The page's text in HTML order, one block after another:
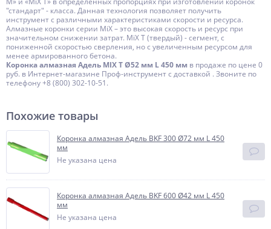
"стандарт" - класса. Данная технология позволяет получить
инструмент с различными характеристиками скорости и ресурса.
Алмазные коронки серии MiX – это высокая скорость и ресурс при
значительном снижении затрат. МiX Т (твердый) - сегмент, с
пониженной скоростью сверления, но с увеличенным ресурсом для
менее армированного бетона.
Коронка алмазная Адель MIX T Ø52 мм L 450 мм в продаже по цене 0
руб. в Интернет-магазине Проф-инструмент с доставкой . Звоните по
телефону +8 (800) 302-10-51.
Похожие товары
Коронка алмазная Адель BKF 300 Ø72 мм L 450
мм
Не указана цена
Коронка алмазная Адель BKF 600 Ø42 мм L 450
мм
Не указана цена